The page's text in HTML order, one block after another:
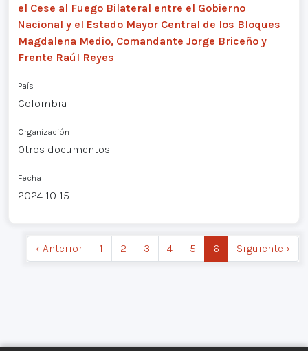
el Cese al Fuego Bilateral entre el Gobierno
Nacional y el Estado Mayor Central de los Bloques
Magdalena Medio, Comandante Jorge Briceño y
Frente Raúl Reyes
País
Colombia
Organización
Otros documentos
Fecha
2024-10-15
‹ Anterior 1 2 3 4 5 6 Siguiente ›